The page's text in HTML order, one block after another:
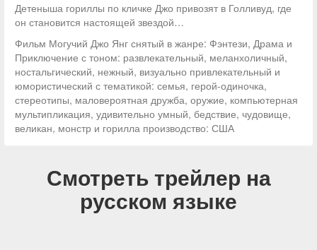
Детеныша гориллы по кличке Джо привозят в Голливуд, где
он становится настоящей звездой…
Фильм Могучий Джо Янг снятый в жанре: Фэнтези, Драма и
Приключение с тоном: развлекательный, меланхоличный,
ностальгический, нежный, визуально привлекательный и
юмористический с тематикой: семья, герой-одиночка,
стереотипы, маловероятная дружба, оружие, компьютерная
мультипликация, удивительно умный, бедствие, чудовище,
великан, монстр и горилла производство: США
Смотреть трейлер на
русском языке